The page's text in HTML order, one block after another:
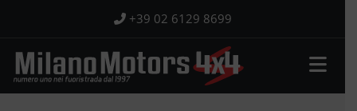
contenuto
+39 02 6129 8699